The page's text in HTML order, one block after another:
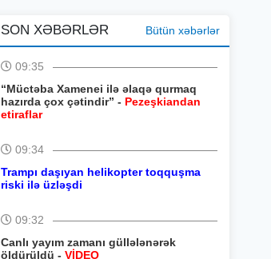
SON XƏBƏRLƏR Bütün xəbərlər
09:35
“Müctəba Xamenei ilə əlaqə qurmaq
hazırda çox çətindir” - Pezeşkiandan
etiraflar
09:34
Trampı daşıyan helikopter toqquşma
riski ilə üzləşdi
09:32
Canlı yayım zamanı güllələnərək
öldürüldü - VİDEO